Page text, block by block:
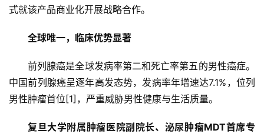
式就该产品商业化开展战略合作。
全球唯一，临床优势显著
前列腺癌是全球发病率第二和死亡率第五的男性癌症。
中国前列腺癌呈逐年高发态势，发病率年增速达7.1%，位列
男性肿瘤首位[1]，严重威胁男性健康与生活质量。
复旦大学附属肿瘤医院副院长、泌尿肿瘤MDT首席专